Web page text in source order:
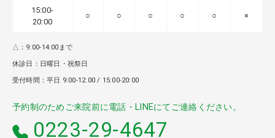
15:00-
20:00
○ ○ ○ ○ ○ ×
△：9:00-14:00まで
休診日：日曜日・祝祭日
受付時間：平日 9:00-12:00 / 15:00-20:00
予約制のためご来院前に電話・LINEにてご連絡ください。
0223-29-4647